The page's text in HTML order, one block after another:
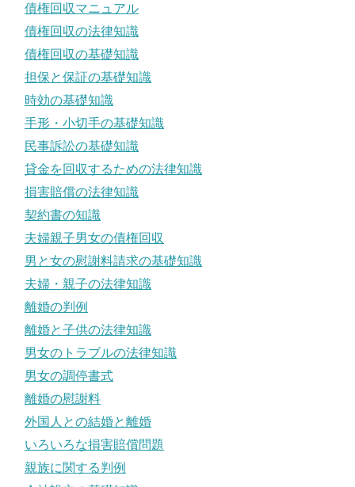
債権回収マニュアル
債権回収の法律知識
債権回収の基礎知識
担保と保証の基礎知識
時効の基礎知識
手形・小切手の基礎知識
民事訴訟の基礎知識
貸金を回収するための法律知識
損害賠償の法律知識
契約書の知識
夫婦親子男女の債権回収
男と女の慰謝料請求の基礎知識
夫婦・親子の法律知識
離婚の判例
離婚と子供の法律知識
男女のトラブルの法律知識
男女の調停書式
離婚の慰謝料
外国人との結婚と離婚
いろいろな損害賠償問題
親族に関する判例